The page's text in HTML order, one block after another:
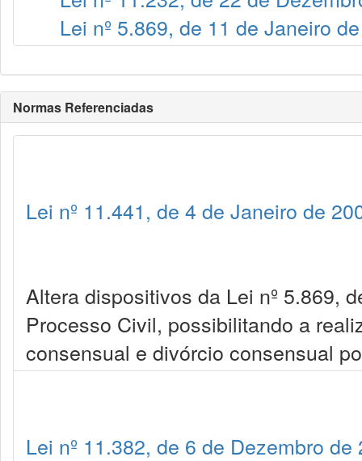
Lei nº 5.869, de 11 de Janeiro
Normas Referenciadas
Lei nº 11.441, de 4 de Janeiro de
Altera dispositivos da Lei nº 5.869,
Processo Civil, possibilitando a
consensual e divórcio consensual
Lei nº 11.382, de 6 de Dezembro de